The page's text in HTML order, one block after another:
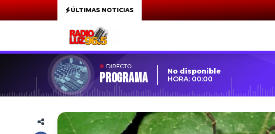
ÚLTIMAS NOTICIAS
DIRECTO
Programa
No disponible
HORA: 00:00